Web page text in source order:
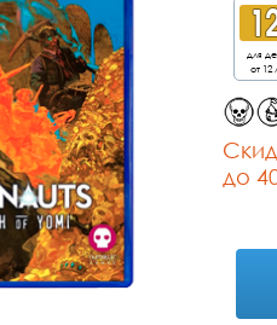
для
от 12
до